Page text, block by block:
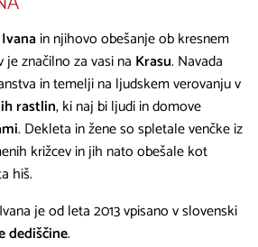
in njihovo obešanje ob kresnem
značilno za vasi na Krasu. Navada
in temelji na ljudskem verovanju v
rastlin, ki naj bi ljudi in domove
. Dekleta in žene so spletale venčke iz
križcev in jih nato obešale kot
hiš.
je od leta 2013 vpisano v slovenski
dediščine.